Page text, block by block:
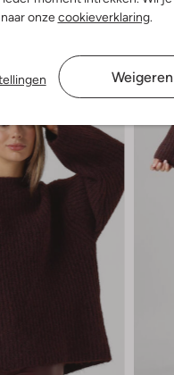
onzecookieverklaring.
Weigeren